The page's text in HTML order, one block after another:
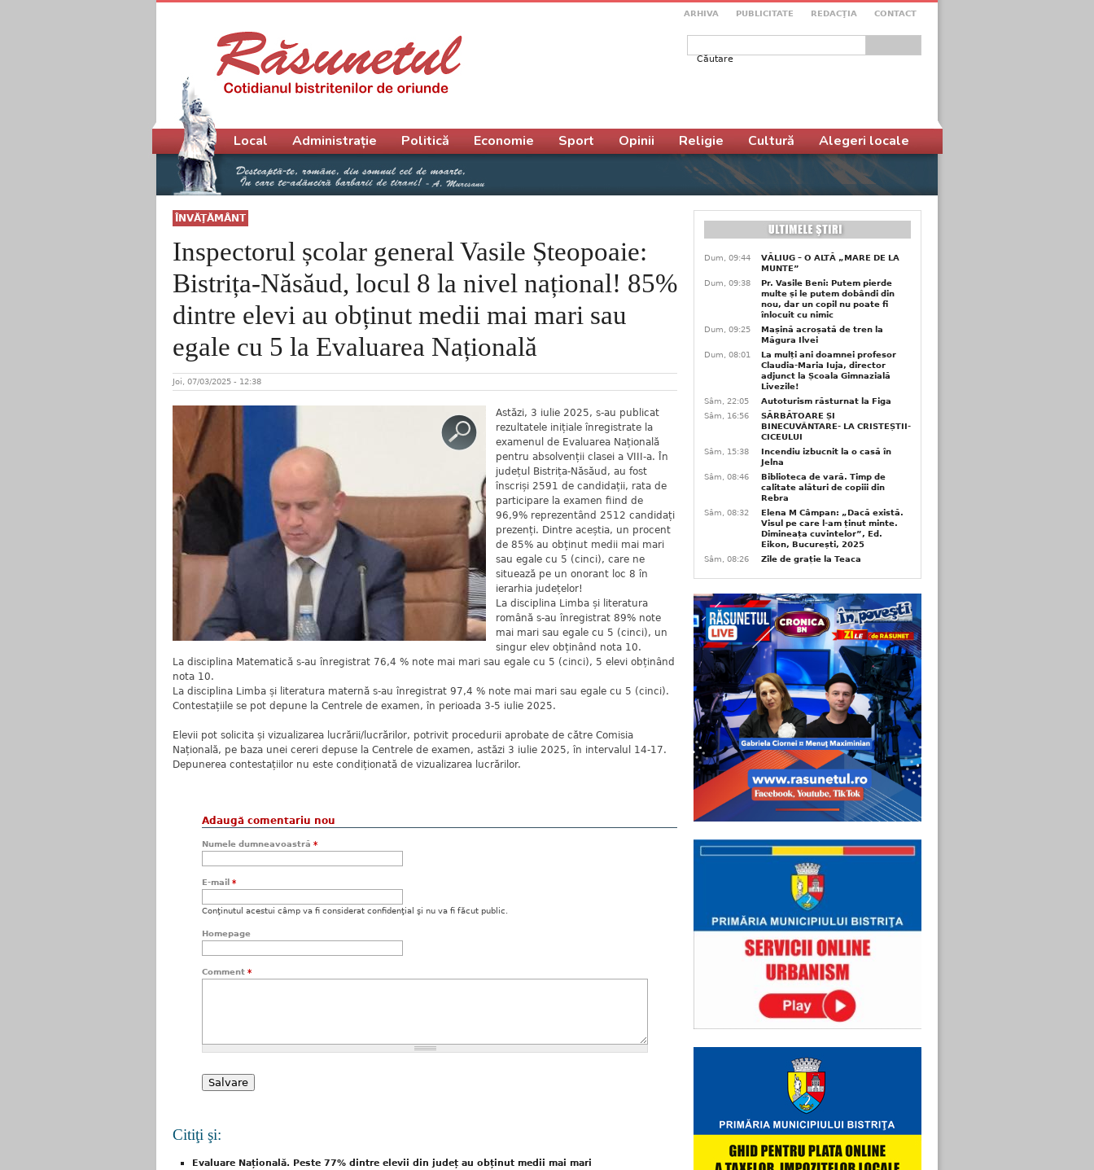
ARHIVA PUBLICITATE REDACŢIA CONTACT
Formular de căutare
ÎNVĂŢĂMÂNT
Inspectorul școlar general Vasile Șteopoaie:
Bistrița-Năsăud, locul 8 la nivel național! 85%
dintre elevi au obținut medii mai mari sau
egale cu 5 la Evaluarea Națională
Joi, 07/03/2025 - 12:38
Astăzi, 3 iulie 2025, s-au publicat
rezultatele inițiale înregistrate la
examenul de Evaluarea Națională
pentru absolvenții clasei a VIII-a. În
județul Bistrița-Năsăud, au fost
înscriși 2591 de candidații, rata de
participare la examen fiind de
96,9% reprezentând 2512 candidați
prezenți. Dintre aceștia, un procent
de 85% au obținut medii mai mari
sau egale cu 5 (cinci), care ne
situează pe un onorant loc 8 în
ierarhia județelor!
La disciplina Limba și literatura
română s-au înregistrat 89% note
mai mari sau egale cu 5 (cinci), un
singur elev obținând nota 10.
La disciplina Matematică s-au înregistrat 76,4 % note mai mari sau egale cu 5 (cinci), 5 elevi obținând
nota 10.
La disciplina Limba și literatura maternă s-au înregistrat 97,4 % note mai mari sau egale cu 5 (cinci).
Contestațiile se pot depune la Centrele de examen, în perioada 3-5 iulie 2025.
Elevii pot solicita și vizualizarea lucrării/lucrărilor, potrivit procedurii aprobate de către Comisia
Națională, pe baza unei cereri depuse la Centrele de examen, astăzi 3 iulie 2025, în intervalul 14-17.
Depunerea contestațiilor nu este condiționată de vizualizarea lucrărilor.
Adaugă comentariu nou
Numele dumneavoastră *
E-mail *
Conţinutul acestui câmp va fi considerat confidenţial şi nu va fi făcut public.
Homepage
Comment *
Citiţi şi:
Evaluare Națională. Peste 77% dintre elevii din județ au obținut medii mai mari
Meniu principal
Local Administrație Politică Economie Sport Opinii Religie Cultură Alegeri locale
Dum, 09:44
VĂLIUG – O ALTĂ „MARE DE LA
MUNTE”
Dum, 09:38
Pr. Vasile Beni: Putem pierde
multe și le putem dobândi din
nou, dar un copil nu poate fi
înlocuit cu nimic
Dum, 09:25
Mașină acroșată de tren la
Măgura Ilvei
Dum, 08:01
La mulți ani doamnei profesor
Claudia-Maria Iuja, director
adjunct la Școala Gimnazială
Livezile!
Sâm, 22:05
Autoturism răsturnat la Figa
Sâm, 16:56
SĂRBĂTOARE ȘI
BINECUVÂNTARE- LA CRISTEȘTII-
CICEULUI
Sâm, 15:38
Incendiu izbucnit la o casă în
Jelna
Sâm, 08:46
Biblioteca de vară. Timp de
calitate alături de copiii din
Rebra
Sâm, 08:32
Elena M Câmpan: „Dacă există.
Visul pe care l-am ținut minte.
Dimineața cuvintelor”, Ed.
Eikon, București, 2025
Sâm, 08:26
Zile de grație la Teaca